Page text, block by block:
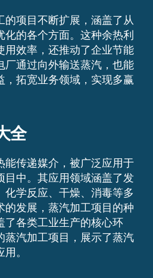
的项目不断扩展，涵盖了从
的各个方面。这种余热利
用效率，还推动了企业节能
厂通过向外输送蒸汽，也能
，拓宽业务领域，实现多赢
全
能传递媒介，被广泛应用于
目中。其应用领域涵盖了发
化学反应、干燥、消毒等多
的发展，蒸汽加工项目的种
了各类工业生产的核心环
蒸汽加工项目，展示了蒸汽
。